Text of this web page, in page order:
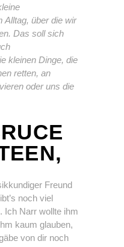
Alltag, über die wir
Das soll sich
kleinen Dinge, die
retten, an
oder uns die
Freund
noch viel
Ich Narr wollte ihm
kaum glauben,
von dir noch